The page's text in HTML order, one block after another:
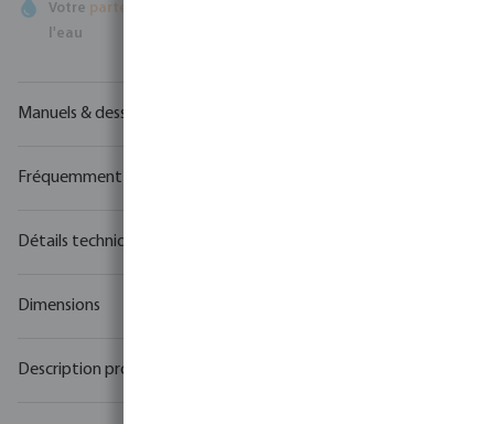
Votre partenaire commercial
l'eau
Manuels & dessins
Fréquemment achetés ensemble
Détails techniques
Dimensions
Description produit